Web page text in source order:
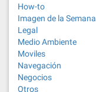
How-to
Imagen de la Semana
Legal
Medio Ambiente
Moviles
Navegación
Negocios
Otros